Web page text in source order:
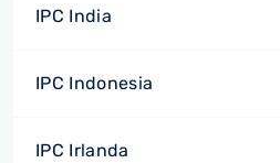
IPC India
IPC Indonesia
IPC Irlanda